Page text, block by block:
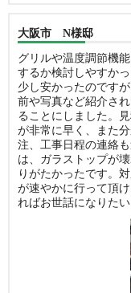
大阪市 N様邸
グリルや温度調節機
するか検討しやすか
少し安かったのです
前や写真など紹介さ
ることにしました。
が非常に早く、また
注、工事日程の連絡
は、ガラストップが
りがたかったです。
が速やかに行って頂
ればお世話になりたい